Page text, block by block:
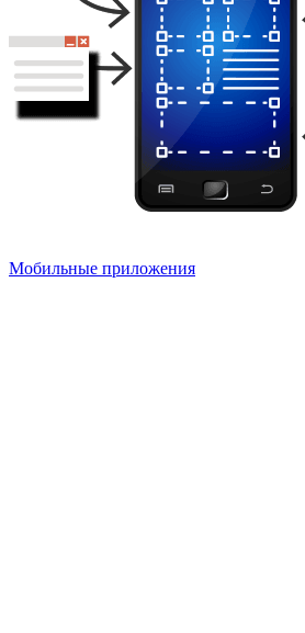
Мобильные приложения